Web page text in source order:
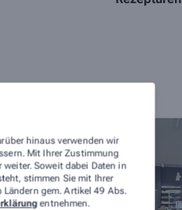
hinaus verwenden wir
Mit Ihrer Zustimmung
Soweit dabei Daten in
stimmen Sie mit Ihrer
gem. Artikel 49 Abs.
entnehmen.